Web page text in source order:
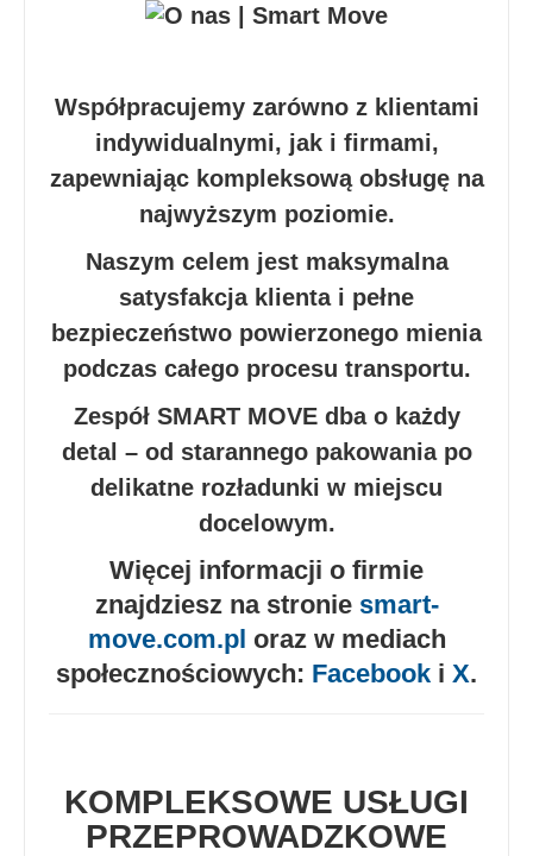
Współpracujemy zarówno z klientami
indywidualnymi, jak i firmami,
zapewniając kompleksową obsługę na
najwyższym poziomie.
Naszym celem jest maksymalna
satysfakcja klienta i pełne
bezpieczeństwo powierzonego mienia
podczas całego procesu transportu.
Zespół SMART MOVE dba o każdy
detal – od starannego pakowania po
delikatne rozładunki w miejscu
docelowym.
Więcej informacji o firmie
znajdziesz na stronie smart-
move.com.pl oraz w mediach
społecznościowych: Facebook i X.
KOMPLEKSOWE USŁUGI
PRZEPROWADZKOWE